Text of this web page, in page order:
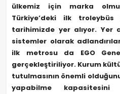
ülkemiz için marka
Türkiye’deki ilk
tarihimizde yer alıyor. Yer
sistemler olarak
ilk metrosu da EGO
gerçekleştiriliyor. Kurum
tutulmasının önemli
yapabilme kapasitesini